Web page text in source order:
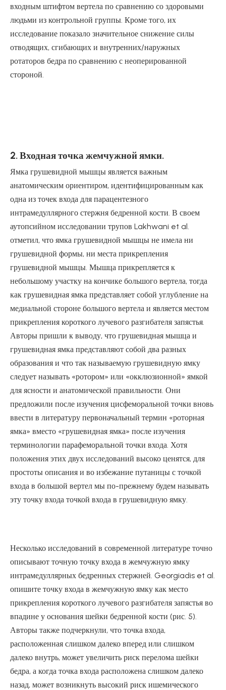
входным штифтом вертела по сравнению со здоровыми
людьми из контрольной группы. Кроме того, их
исследование показало значительное снижение силы
отводящих, сгибающих и внутренних/наружных
ротаторов бедра по сравнению с неоперированной
стороной.
2. Входная точка жемчужной ямки.
Ямка грушевидной мышцы является важным
анатомическим ориентиром, идентифицированным как
одна из точек входа для парацентезного
интрамедуллярного стержня бедренной кости. В своем
аутопсийном исследовании трупов Lakhwani et al.
отметил, что ямка грушевидной мышцы не имела ни
грушевидной формы, ни места прикрепления
грушевидной мышцы. Мышца прикрепляется к
небольшому участку на кончике большого вертела, тогда
как грушевидная ямка представляет собой углубление на
медиальной стороне большого вертела и является местом
прикрепления короткого лучевого разгибателя запястья.
Авторы пришли к выводу, что грушевидная мышца и
грушевидная ямка представляют собой два разных
образования и что так называемую грушевидную ямку
следует называть «ротором» или «окклюзионной» ямкой
для ясности и анатомической правильности. Они
предложили после изучения цисфеморальной точки вновь
ввести в литературу первоначальный термин «роторная
ямка» вместо «грушевидная ямка» после изучения
терминологии парафеморальной точки входа. Хотя
положения этих двух исследований высоко ценятся, для
простоты описания и во избежание путаницы с точкой
входа в большой вертел мы по-прежнему будем называть
эту точку входа точкой входа в грушевидную ямку.
Несколько исследований в современной литературе точно
описывают точную точку входа в жемчужную ямку
интрамедуллярных бедренных стержней. Georgiadis et al.
опишите точку входа в жемчужную ямку как место
прикрепления короткого лучевого разгибателя запястья во
впадине у основания шейки бедренной кости (рис. 5).
Авторы также подчеркнули, что точка входа,
расположенная слишком далеко вперед или слишком
далеко внутрь, может увеличить риск перелома шейки
бедра, а когда точка входа расположена слишком далеко
назад, может возникнуть высокий риск ишемического